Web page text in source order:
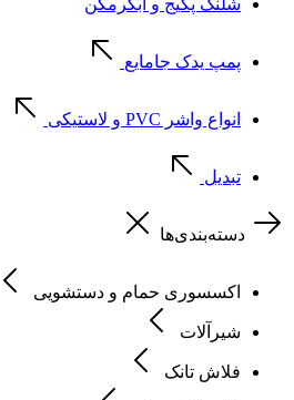
پمپ یدک جامایع
انواع واشر PVC و لاستیکی
تبدیل
دسته‌بندی‌ها
اکسسوری حمام و دستشویی
شیرآلات
فلاش تانک